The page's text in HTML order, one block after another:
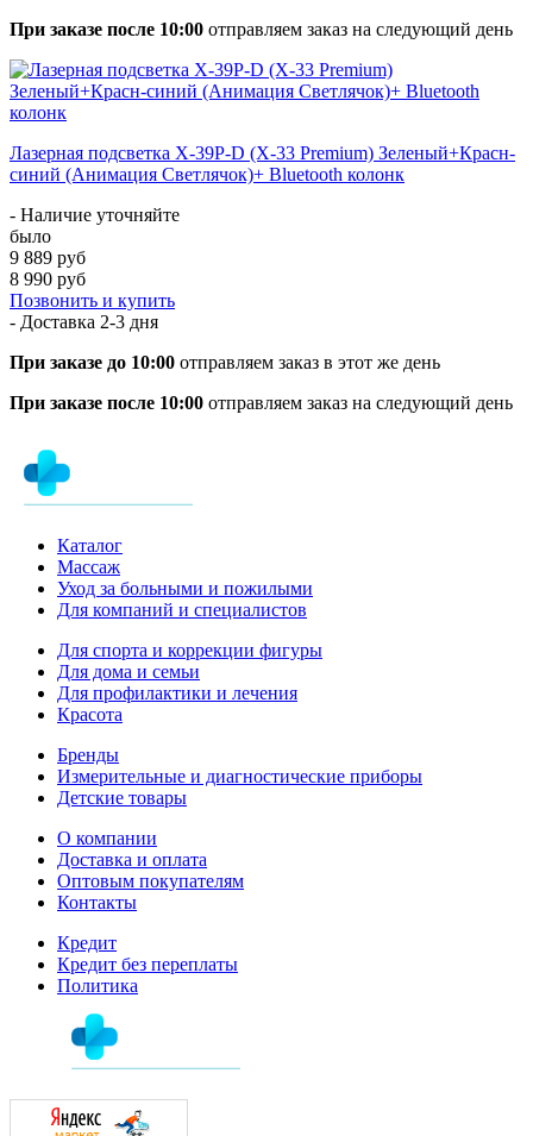
При заказе после 10:00 отправляем заказ на следующий день
Лазерная подсветка X-39P-D (X-33 Premium) Зеленый+Красн-
синий (Анимация Светлячок)+ Bluetooth колонк
- Наличие уточняйте
было
9 889 руб
8 990 руб
Позвонить и купить
- Доставка 2-3 дня
При заказе до 10:00 отправляем заказ в этот же день
При заказе после 10:00 отправляем заказ на следующий день
Каталог
Массаж
Уход за больными и пожилыми
Для компаний и специалистов
Для спорта и коррекции фигуры
Для дома и семьи
Для профилактики и лечения
Красота
Бренды
Измерительные и диагностические приборы
Детские товары
О компании
Доставка и оплата
Оптовым покупателям
Контакты
Кредит
Кредит без переплаты
Политика